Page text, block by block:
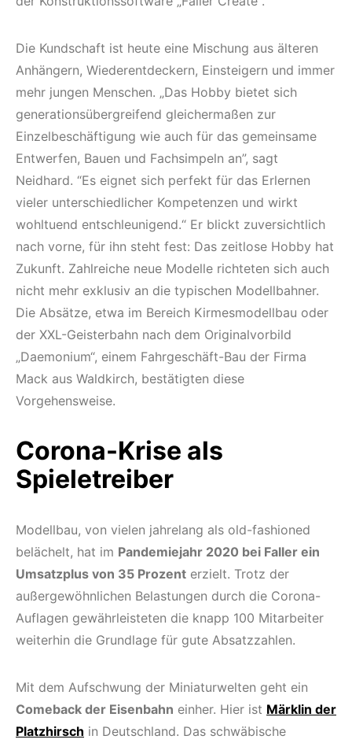
Die Kundschaft ist heute eine Mischung aus älteren
Anhängern, Wiederentdeckern, Einsteigern und immer
mehr jungen Menschen. „Das Hobby bietet sich
generationsübergreifend gleichermaßen zur
Einzelbeschäftigung wie auch für das gemeinsame
Entwerfen, Bauen und Fachsimpeln an”, sagt
Neidhard. “Es eignet sich perfekt für das Erlernen
vieler unterschiedlicher Kompetenzen und wirkt
wohltuend entschleunigend.“ Er blickt zuversichtlich
nach vorne, für ihn steht fest: Das zeitlose Hobby hat
Zukunft. Zahlreiche neue Modelle richteten sich auch
nicht mehr exklusiv an die typischen Modellbahner.
Die Absätze, etwa im Bereich Kirmesmodellbau oder
der XXL-Geisterbahn nach dem Originalvorbild
„Daemonium“, einem Fahrgeschäft-Bau der Firma
Mack aus Waldkirch, bestätigten diese
Vorgehensweise.
Corona-Krise als
Spieletreiber
Modellbau, von vielen jahrelang als old-fashioned
belächelt, hat im Pandemiejahr 2020 bei Faller ein
Umsatzplus von 35 Prozent erzielt. Trotz der
außergewöhnlichen Belastungen durch die Corona-
Auflagen gewährleisteten die knapp 100 Mitarbeiter
weiterhin die Grundlage für gute Absatzzahlen.
Mit dem Aufschwung der Miniaturwelten geht ein
Comeback der Eisenbahn einher. Hier ist Märklin der
Platzhirsch in Deutschland. Das schwäbische